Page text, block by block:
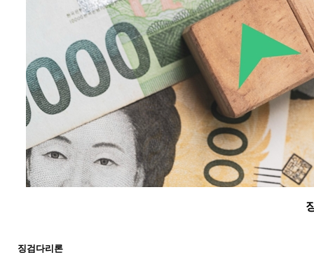
징검다리론